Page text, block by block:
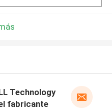
Technology
fabricante